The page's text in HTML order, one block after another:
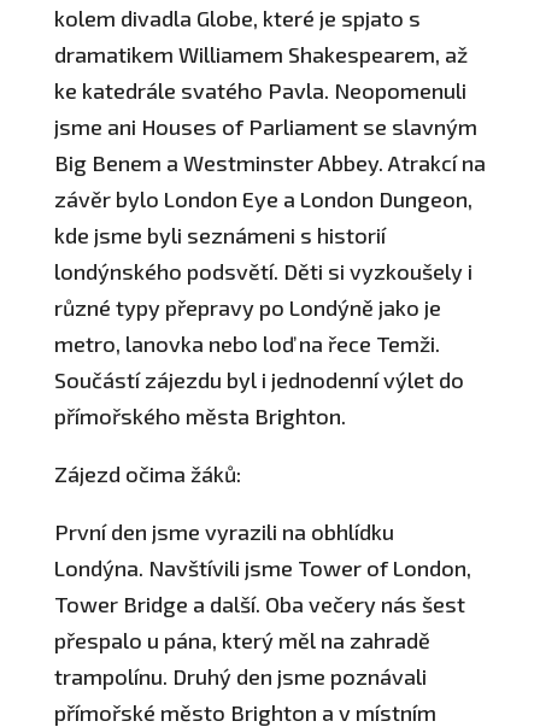
kolem divadla Globe, které je spjato s
dramatikem Williamem Shakespearem, až
ke katedrále svatého Pavla. Neopomenuli
jsme ani Houses of Parliament se slavným
Big Benem a Westminster Abbey. Atrakcí na
závěr bylo London Eye a London Dungeon,
kde jsme byli seznámeni s historií
londýnského podsvětí. Děti si vyzkoušely i
různé typy přepravy po Londýně jako je
metro, lanovka nebo loď na řece Temži.
Součástí zájezdu byl i jednodenní výlet do
přímořského města Brighton.
Zájezd očima žáků:
První den jsme vyrazili na obhlídku
Londýna. Navštívili jsme Tower of London,
Tower Bridge a další. Oba večery nás šest
přespalo u pána, který měl na zahradě
trampolínu. Druhý den jsme poznávali
přímořské město Brighton a v místním